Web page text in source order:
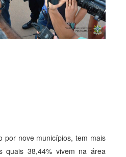
por nove municípios, tem mais
quais 38,44% vivem na área